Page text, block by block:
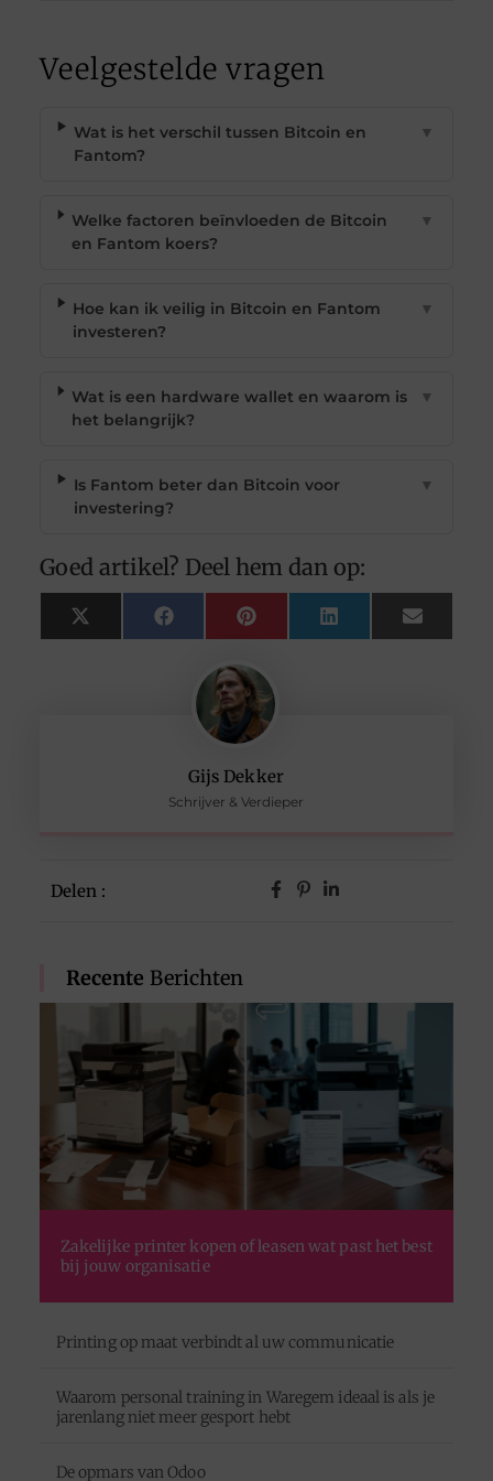
Gijs Dekker
Schrijver & Verdieper
Delen :
Recente Berichten
Zakelijke printer kopen of leasen wat past het best
bij jouw organisatie
Printing op maat verbindt al uw communicatie
Waarom personal training in Waregem ideaal is als je
jarenlang niet meer gesport hebt
De opmars van Odoo
Veelgestelde vragen
Wat is het verschil tussen Bitcoin en
Fantom?
▼
Welke factoren beïnvloeden de Bitcoin
en Fantom koers?
▼
Hoe kan ik veilig in Bitcoin en Fantom
investeren?
▼
Wat is een hardware wallet en waarom is
het belangrijk?
▼
Is Fantom beter dan Bitcoin voor
investering?
▼
Goed artikel? Deel hem dan op:
X
(Twitter)
FacebookPinterest LinkedIn Email